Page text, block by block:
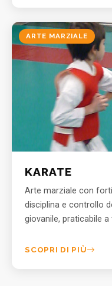
ARTE MARZIALE
KARATE
Arte marziale con
disciplina e controllo
giovanile, praticabile
SCOPRI DI PIÙ